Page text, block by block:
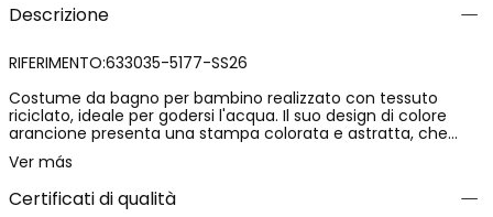
Descrizione
RIFERIMENTO:633035-5177-SS26
Costume da bagno per bambino realizzato con tessuto
riciclato, ideale per godersi l'acqua. Il suo design di colore
arancione presenta una stampa colorata e astratta, che
include forme geometriche. È disponibile dai 2 ai 14 anni,
adattandosi comodamente a diverse età. Il materiale
leggero e ad asciugatura rapida lo rende perfetto per le
giornate in spiaggia o in piscina. La sua vita elastica con
Ver más
Certificati di qualità